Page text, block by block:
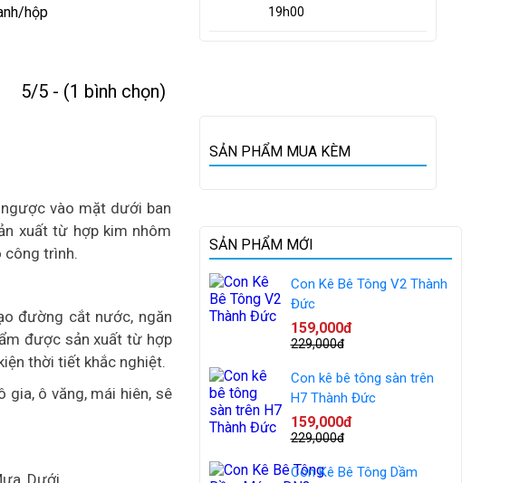
hộp
5/5 - (1 bình chọn)
19h00
vào mặt dưới ban
xuất từ hợp kim nhôm
công trình.
đường cắt nước, ngăn
được sản xuất từ hợp
thời tiết khắc nghiệt.
ô văng, mái hiên, sê
SẢN PHẨM MUA KÈM
SẢN PHẨM MỚI
Con Kê Bê Tông V2 Thành
Đức
159,000đ
229,000đ
Con kê bê tông sàn trên
H7 Thành Đức
159,000đ
229,000đ
Con Kê Bê Tông Dầm